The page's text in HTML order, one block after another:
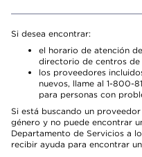
Si desea encontrar:
el horario de atención
directorio de centros de
los proveedores
nuevos, llame al 1-800-
para personas con
Si está buscando un
género y no puede encontrar
Departamento de Servicios a
recibir ayuda para encontrar